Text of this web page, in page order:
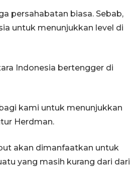
persahabatan biasa. Sebab,
untuk menunjukkan level di
Indonesia bertengger di
kami untuk menunjukkan
Herdman.
akan dimanfaatkan untuk
yang masih kurang dari dari